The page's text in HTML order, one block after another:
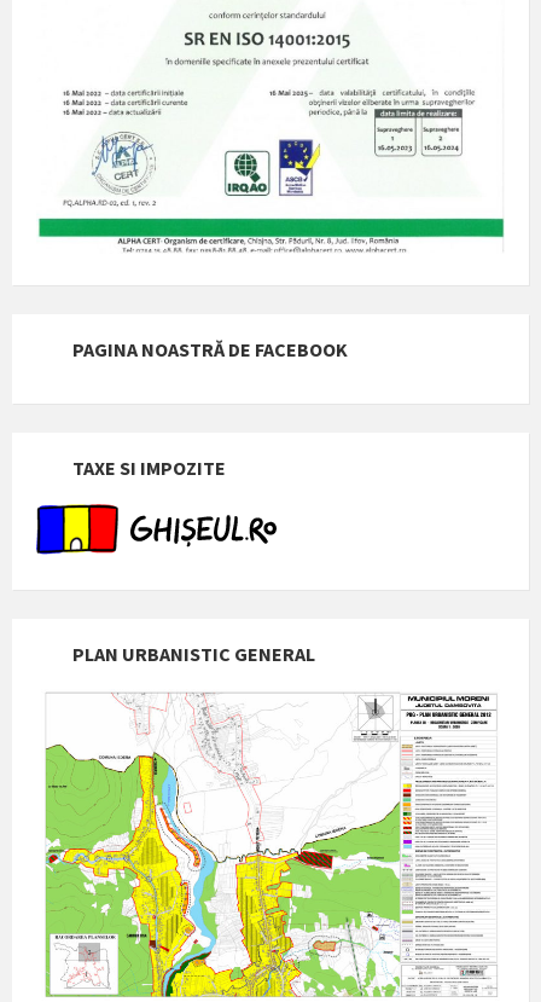
PAGINA NOASTRĂ DE FACEBOOK
TAXE SI IMPOZITE
PLAN URBANISTIC GENERAL